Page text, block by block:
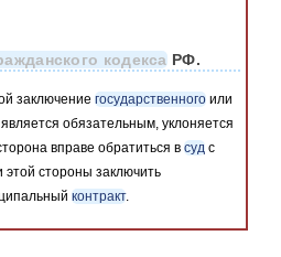
кодекса РФ.
заключение государственного или
является обязательным, уклоняется
вправе обратиться в суд с
стороны заключить
контракт.